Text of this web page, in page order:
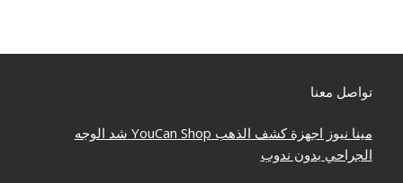
تواصل معنا
مينا نيوز اجهزة كشف الذهب YouCan Shop شد الوجه
الجراحي بدون ندوب